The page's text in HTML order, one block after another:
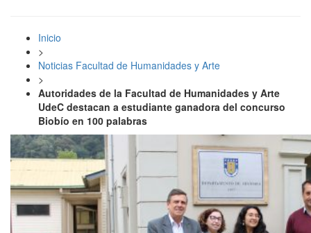
Inicio
>
Noticias Facultad de Humanidades y Arte
>
Autoridades de la Facultad de Humanidades y Arte
UdeC destacan a estudiante ganadora del concurso
Biobío en 100 palabras